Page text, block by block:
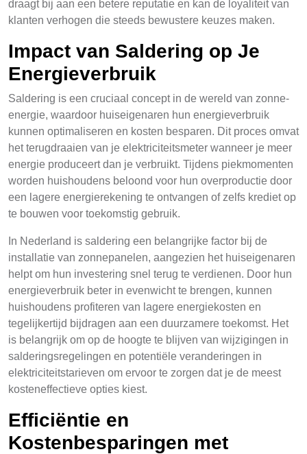
draagt bij aan een betere reputatie en kan de loyaliteit van
klanten verhogen die steeds bewustere keuzes maken.
Impact van Saldering op Je
Energieverbruik
Saldering is een cruciaal concept in de wereld van zonne-
energie, waardoor huiseigenaren hun energieverbruik
kunnen optimaliseren en kosten besparen. Dit proces omvat
het terugdraaien van je elektriciteitsmeter wanneer je meer
energie produceert dan je verbruikt. Tijdens piekmomenten
worden huishoudens beloond voor hun overproductie door
een lagere energierekening te ontvangen of zelfs krediet op
te bouwen voor toekomstig gebruik.
In Nederland is saldering een belangrijke factor bij de
installatie van zonnepanelen, aangezien het huiseigenaren
helpt om hun investering snel terug te verdienen. Door hun
energieverbruik beter in evenwicht te brengen, kunnen
huishoudens profiteren van lagere energiekosten en
tegelijkertijd bijdragen aan een duurzamere toekomst. Het
is belangrijk om op de hoogte te blijven van wijzigingen in
salderingsregelingen en potentiële veranderingen in
elektriciteitstarieven om ervoor te zorgen dat je de meest
kosteneffectieve opties kiest.
Efficiëntie en
Kostenbesparingen met